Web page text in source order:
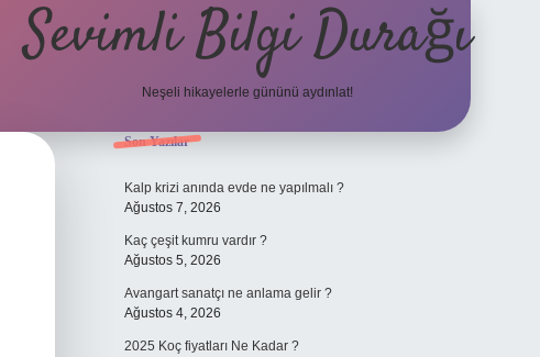
Sevimli Bilgi Durağı
Neşeli hikayelerle gününü aydınlat!
Sidebar
Son Yazılar
Kalp krizi anında evde ne yapılmalı ?
Ağustos 7, 2026
Kaç çeşit kumru vardır ?
Ağustos 5, 2026
Avangart sanatçı ne anlama gelir ?
Ağustos 4, 2026
2025 Koç fiyatları Ne Kadar ?